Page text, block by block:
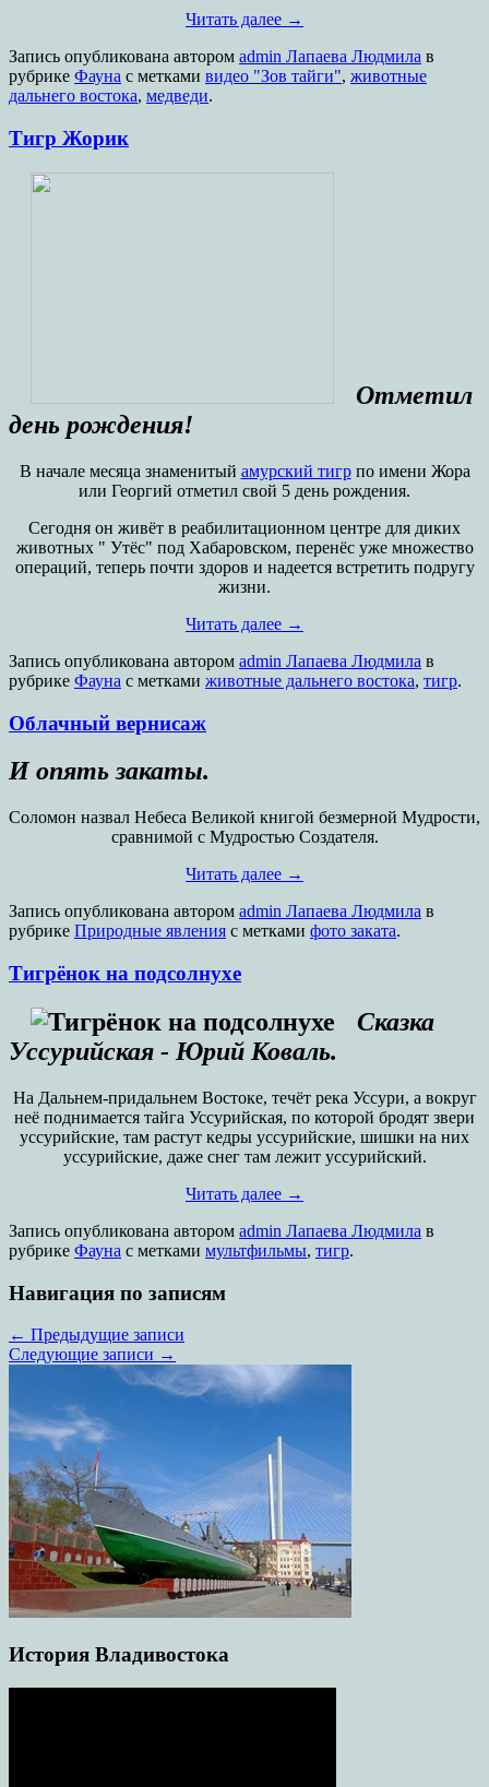
Читать далее →
Запись опубликована автором admin Лапаева Людмила в
рубрике Фауна с метками видео "Зов тайги", животные
дальнего востока, медведи.
Тигр Жорик
Отметил
день рождения!
В начале месяца знаменитый амурский тигрпо имени Жора
или Георгий отметил свой 5 день рождения.
Сегодня он живёт в реабилитационном центре для диких
животных " Утёс" под Хабаровском, перенёс уже множество
операций, теперь почти здоров и надеется встретить подругу
жизни.
Читать далее →
Запись опубликована автором admin Лапаева Людмила в
рубрике Фауна с метками животные дальнего востока, тигр.
Облачный вернисаж
И опять закаты.
Соломон назвал Небеса Великой книгой безмерной Мудрости,
сравнимой с Мудростью Создателя.
Читать далее →
Запись опубликована автором admin Лапаева Людмила в
рубрике Природные явления с метками фото заката.
Тигрёнок на подсолнухе
Сказка
Уссурийская - Юрий Коваль.
На Дальнем-придальнем Востоке, течёт река Уссури, а вокруг
неё поднимается тайга Уссурийская, по которой бродят звери
уссурийские, там растут кедры уссурийские, шишки на них
уссурийские, даже снег там лежит уссурийский.
Читать далее →
Запись опубликована автором admin Лапаева Людмила в
рубрике Фауна с метками мультфильмы, тигр.
Навигация по записям
← Предыдущие записи
Следующие записи →
История Владивостока